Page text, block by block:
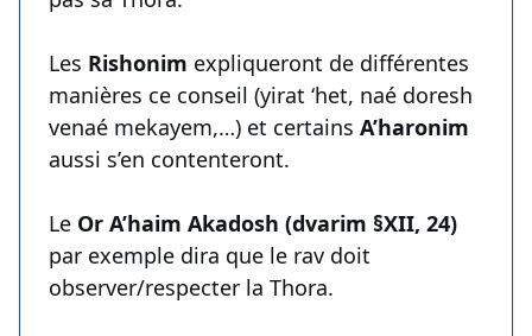
Les Rishonim expliqueront de différentes
manières ce conseil (yirat ‘het, naé doresh
venaé mekayem,…) et certains A’haronim
aussi s’en contenteront.
Le Or A’haim Akadosh (dvarim §XII, 24)
par exemple dira que le rav doit
observer/respecter la Thora.